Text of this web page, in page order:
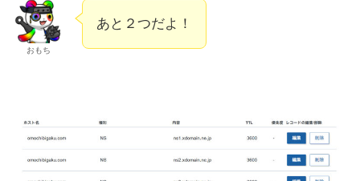
おもち
あと２つだよ！